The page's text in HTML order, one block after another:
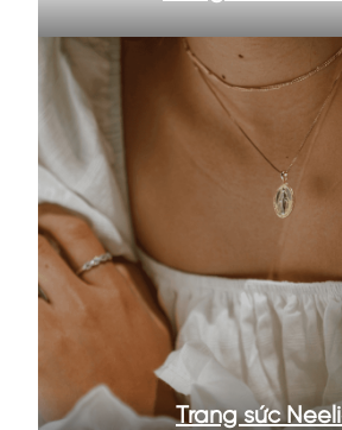
Trang sức